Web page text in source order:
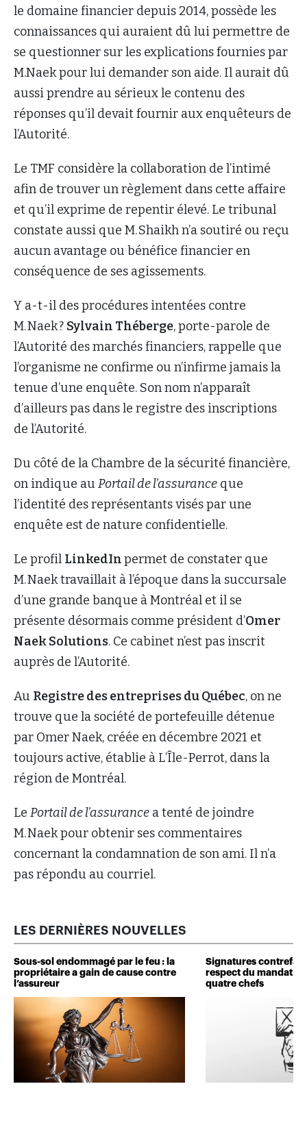
le domaine financier depuis 2014, possède les
connaissances qui auraient dû lui permettre de
se questionner sur les explications fournies par
M.Naek pour lui demander son aide. Il aurait dû
aussi prendre au sérieux le contenu des
réponses qu’il devait fournir aux enquêteurs de
l’Autorité.
Le TMF considère la collaboration de l’intimé
afin de trouver un règlement dans cette affaire
et qu’il exprime de repentir élevé. Le tribunal
constate aussi que M. Shaikh n’a soutiré ou reçu
aucun avantage ou bénéfice financier en
conséquence de ses agissements.
Y a-t-il des procédures intentées contre
M. Naek ? Sylvain Théberge, porte-parole de
l’Autorité des marchés financiers, rappelle que
l’organisme ne confirme ou n’infirme jamais la
tenue d’une enquête. Son nom n’apparaît
d’ailleurs pas dans le registre des inscriptions
de l’Autorité.
Du côté de la Chambre de la sécurité financière,
on indique au Portail de l’assurance que
l’identité des représentants visés par une
enquête est de nature confidentielle.
Le profil LinkedInpermet de constater que
M. Naek travaillait à l’époque dans la succursale
d’une grande banque à Montréal et il se
présente désormais comme président d’Omer
Naek Solutions. Ce cabinet n’est pas inscrit
auprès de l’Autorité.
Au Registre des entreprises du Québec, on ne
trouve que la société de portefeuille détenue
par Omer Naek, créée en décembre 2021 et
toujours active, établie à L’Île-Perrot, dans la
région de Montréal.
Le Portail de l’assurance a tenté de joindre
M. Naek pour obtenir ses commentaires
concernant la condamnation de son ami. Il n’a
pas répondu au courriel.
LES DERNIÈRES NOUVELLES
Sous-sol endommagé par le feu : la
propriétaire a gain de cause contre
l’assureur
Signatures
respect du mandat :
quatre chefs